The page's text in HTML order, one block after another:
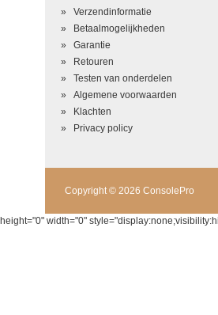
*
BeoordelingVerzendinformatie
Betaalmogelijkheden
Garantie
Retouren
Testen van onderdelen
Algemene voorwaarden
Klachten
Privacy policy
Copyright © 2026 ConsolePro
height="0" width="0"